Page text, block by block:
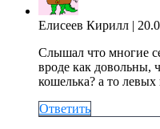
Елисеев Кирилл |
Слышал что многие
вроде как довольны,
кошелька? а то
Ответить